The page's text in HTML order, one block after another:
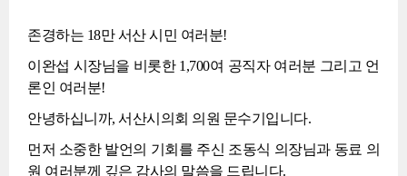
존경하는 18만 서산 시민 여러분!
이완섭 시장님을 비롯한 1,700여 공직자 여러분 그리고 언
론인 여러분!
안녕하십니까, 서산시의회 의원 문수기입니다.
먼저 소중한 발언의 기회를 주신 조동식 의장님과 동료 의
원 여러분께 깊은 감사의 말씀을 드립니다.